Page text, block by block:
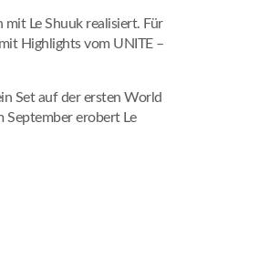
Le Shuuk realisiert. Für
Highlights vom UNITE –
Set auf der ersten World
erobert Le